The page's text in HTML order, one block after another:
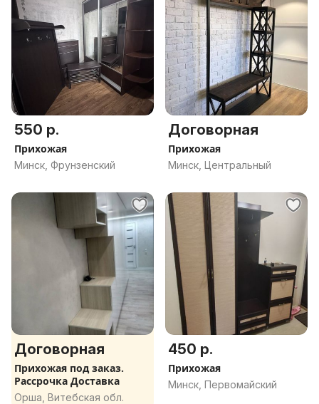
550 р.
Прихожая
Минск, Фрунзенский
Договорная
Прихожая
Минск, Центральный
Договорная
Прихожая под заказ.
Рассрочка Доставка
Орша, Витебская обл.
450 р.
Прихожая
Минск, Первомайский